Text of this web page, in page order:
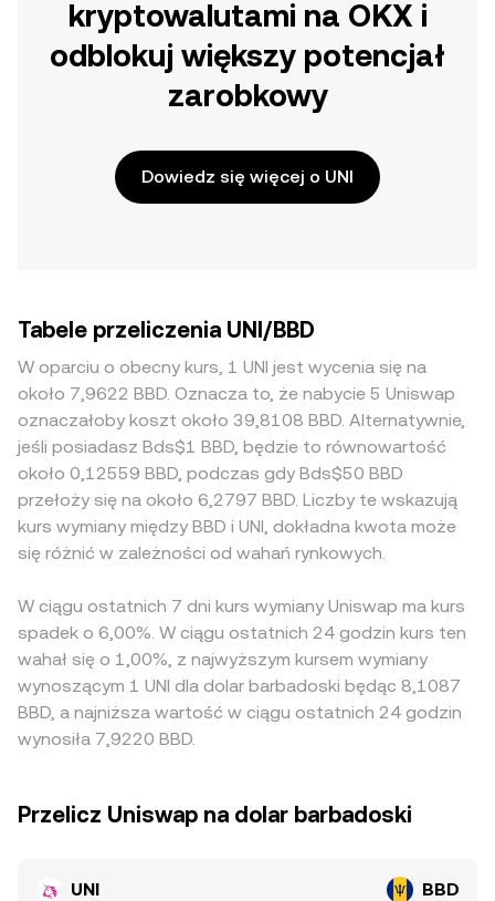
kryptowalutami na OKX i
odblokuj większy potencjał
zarobkowy
Dowiedz się więcej o UNI
Tabele przeliczenia UNI/BBD
W oparciu o obecny kurs, 1 UNI jest wycenia się na
około 7,9622 BBD. Oznacza to, że nabycie 5 Uniswap
oznaczałoby koszt około 39,8108 BBD. Alternatywnie,
jeśli posiadasz Bds$1 BBD, będzie to równowartość
około 0,12559 BBD, podczas gdy Bds$50 BBD
przełoży się na około 6,2797 BBD. Liczby te wskazują
kurs wymiany między BBD i UNI, dokładna kwota może
się różnić w zależności od wahań rynkowych.
W ciągu ostatnich 7 dni kurs wymiany Uniswap ma kurs
spadek o 6,00%. W ciągu ostatnich 24 godzin kurs ten
wahał się o 1,00%, z najwyższym kursem wymiany
wynoszącym 1 UNI dla dolar barbadoski będąc 8,1087
BBD, a najniższa wartość w ciągu ostatnich 24 godzin
wynosiła 7,9220 BBD.
Przelicz Uniswap na dolar barbadoski
UNI BBD